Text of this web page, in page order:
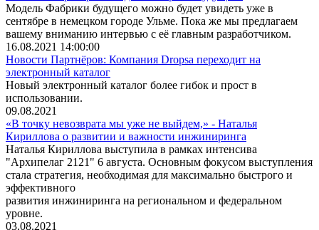
Модель Фабрики будущего можно будет увидеть уже в
сентябре в немецком городе Ульме. Пока же мы предлагаем
вашему вниманию интервью с её главным разработчиком.
16.08.2021 14:00:00
Новости Партнёров: Компания Dropsa переходит на
электронный каталог
Новый электронный каталог более гибок и прост в
использовании.
09.08.2021
«В точку невозврата мы уже не выйдем,» - Наталья
Кириллова о развитии и важности инжиниринга
Наталья Кириллова выступила в рамках интенсива
"Архипелаг 2121" 6 августа. Основным фокусом выступления
стала стратегия, необходимая для максимально быстрого и
эффективного
развития инжиниринга на региональном и федеральном
уровне.
03.08.2021